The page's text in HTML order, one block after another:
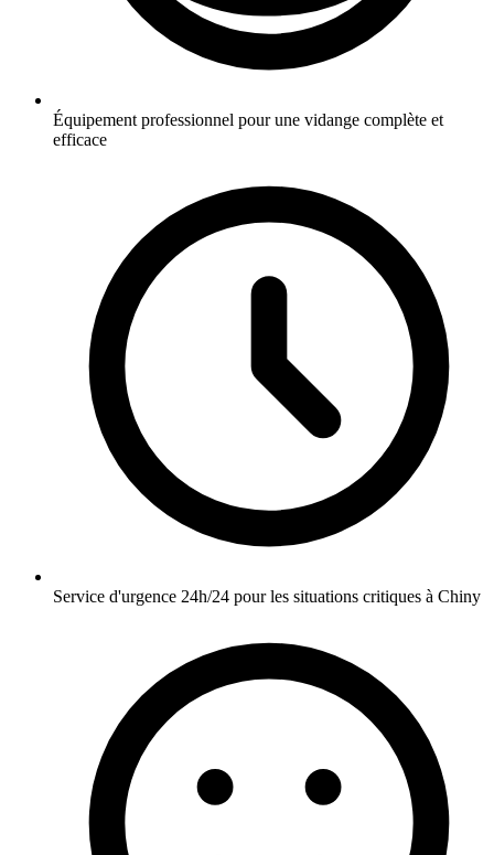
Équipement professionnel pour une vidange complète et
efficace
Service d'urgence 24h/24 pour les situations critiques à Chiny